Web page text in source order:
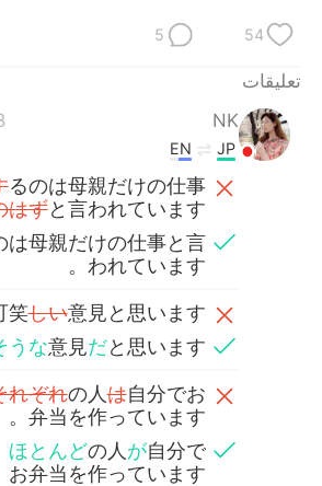
Tiếng Việt
54
5
تعليقات
NK
JP
EN
るのは母親だけの仕事
はずと言われています。
は母親だけの仕事と言
われています。
笑しい意見と思います。
うな意見だと思います。
れぞれの人は自分でお
弁当を作っています。
ほとんどの人 が自分で
お弁当を作っています。